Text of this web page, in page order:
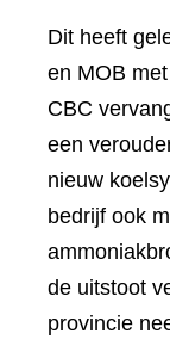
Dit heeft
en MOB
CBC
een
nieuw
bedrijf ook
de uitstoot
provincie